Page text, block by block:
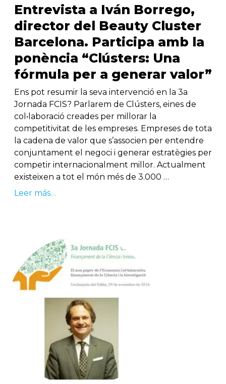
Entrevista a Iván Borrego,
director del Beauty Cluster
Barcelona. Participa amb la
ponència “Clústers: Una
fórmula per a generar valor”
Ens pot resumir la seva intervenció en la 3a
Jornada FCIS? Parlarem de Clústers, eines de
col•laboració creades per millorar la
competitivitat de les empreses. Empreses de tota
la cadena de valor que s’associen per entendre
conjuntament el negoci i generar estratègies per
competir internacionalment millor. Actualment
existeixen a tot el món més de 3.000 …
Leer más…